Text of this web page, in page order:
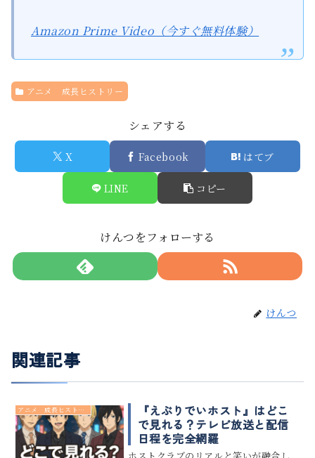
Amazon Prime Video（今すぐ無料体験）
アニメ 成長ヒストリー
シェアする
X Facebook はてブ
LINE コピー
けんつをフォローする
けんつ
関連記事
アニメ 成長ヒストリー
『えぶりでいホスト』はどこ
で見れる？テレビ放送と配信
日程を完全網羅
ホストクラブのリアルと笑いが融合し